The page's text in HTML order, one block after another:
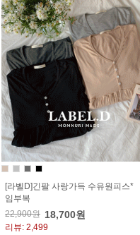
[라벨D]긴팔 사랑가득 수유원피스*
임부복
22,900원 18,700원
리뷰: 2,499